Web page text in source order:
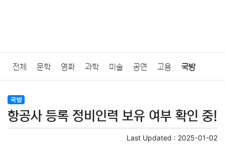
전체 문학 영화 과학 미술 공연 고용 국방
법률
질병 가요 방송 일상 주식 암호화폐 블록체인
국방
항공사 등록 정비인력 보유 여부 확인 중!
Last Updated : 2025-01-02